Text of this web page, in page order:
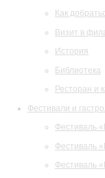
Как
Визит в
История
Библиотека
Ресторан и
Фестивали и
Фестиваль
Фестиваль
Фестиваль